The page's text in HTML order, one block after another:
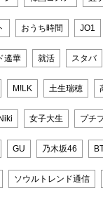
おうち時間 JO1
遙華 就活 スタバ
M!LK 土生瑞穂
Niki 女子大生 プチ
GU 乃木坂46
ソウルトレンド通信